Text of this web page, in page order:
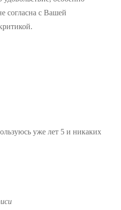
согласна с Вашей
уже лет 5 и никаких